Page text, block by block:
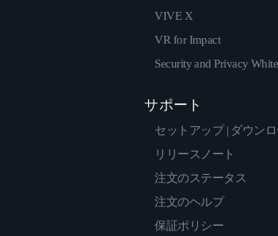
VIVE X
VR for Impact
Security and Privacy
サポート
セットアップ | ダウン
リリースノート
注文のステータス
注文のヘルプ
保証ポリシー